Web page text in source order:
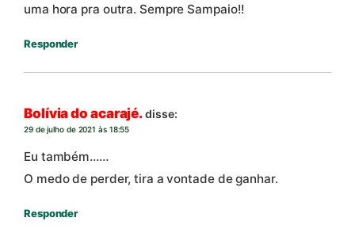
uma hora pra outra. Sempre Sampaio!!
Responder
Bolívia do acarajé.disse:
29 de julho de 2021 às 18:55
Eu também……
O medo de perder, tira a vontade de ganhar.
Responder